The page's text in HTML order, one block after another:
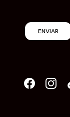
ENVIAR